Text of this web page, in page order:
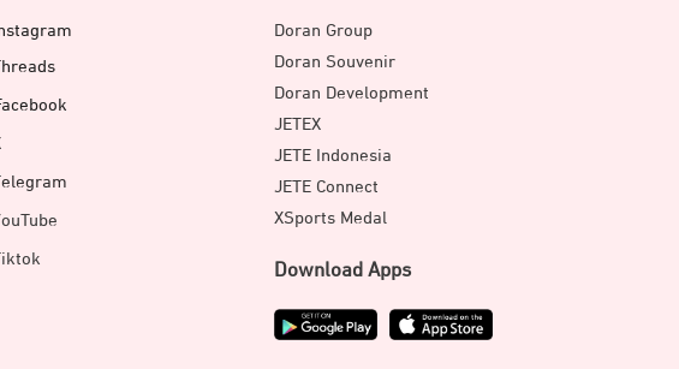
Doran Group
Doran Souvenir
Doran Development
JETEX
JETE Indonesia
JETE Connect
XSports Medal
Download Apps